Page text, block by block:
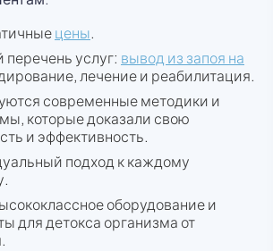
цены.
услуг: вывод из запоя на
лечение и реабилитация.
современные методики и
которые доказали свою
и эффективность.
подход к каждому
оборудование и
для детокса организма от